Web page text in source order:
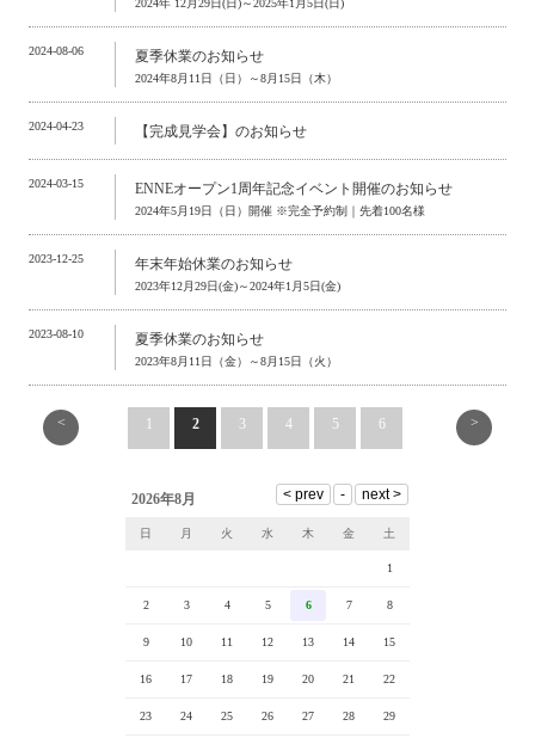
2024年 12月29日(日)～2025年1月5日(日)
2024-08-06 夏季休業のお知らせ
2024年8月11日（日）～8月15日（木）
2024-04-23 【完成見学会】のお知らせ
2024-03-15 ENNEオープン1周年記念イベント開催のお知らせ
2024年5月19日（日）開催 ※完全予約制｜先着100名様
2023-12-25 年末年始休業のお知らせ
2023年12月29日(金)～2024年1月5日(金)
2023-08-10 夏季休業のお知らせ
2023年8月11日（金）～8月15日（火）
< 1 2 3 4 5 6 >
2026年8月
日 月 火 水 木 金 土
1
2 3 4 5 6 7 8
9 10 11 12 13 14 15
16 17 18 19 20 21 22
23 24 25 26 27 28 29